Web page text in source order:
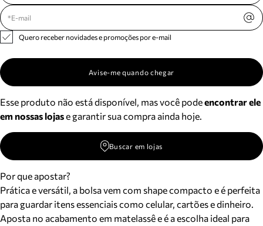
Quero receber novidades e promoções por e-mail
Avise-me quando chegar
Esse produto não está disponível, mas você podeencontrar ele
em nossas lojase garantir sua compra ainda hoje.
Buscar em lojas
Por que apostar?
Prática e versátil, a bolsa vem com shape compacto e é perfeita
para guardar itens essenciais como celular, cartões e dinheiro.
Aposta no acabamento em matelassê e é a escolha ideal para